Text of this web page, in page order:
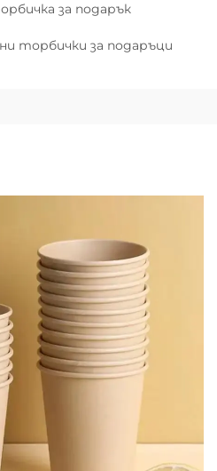
за подарък
торбички за подаръци